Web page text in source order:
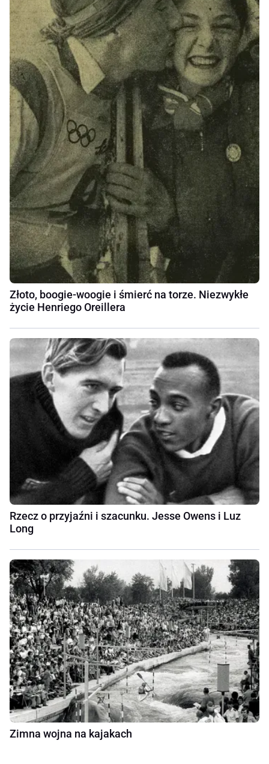
Złoto, boogie-woogie i śmierć na torze. Niezwykłe
życie Henriego Oreillera
Rzecz o przyjaźni i szacunku. Jesse Owens i Luz
Long
Zimna wojna na kajakach